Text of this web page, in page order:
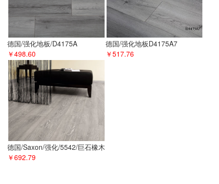
德国/强化地板/D4175A
￥498.60
德国/强化地板D4175A7
￥517.76
德国/Saxon/强化/5542/巨石橡木
￥692.79